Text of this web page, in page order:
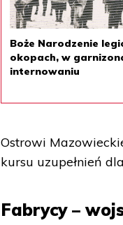
Boże Narodzenie
okopach, w
internowaniu
Ostrowi
kursu uzupełnień
Fabrycy –